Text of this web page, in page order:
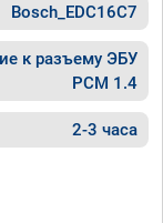
Bosch_EDC16C7
к разъему ЭБУ
PCM 1.4
2-3 часа